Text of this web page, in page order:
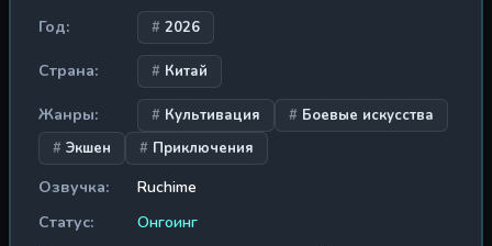
Год: 2026
Страна: Китай
Жанры: Культивация
Боевые искусства
Экшен
Приключения
Озвучка:
Ruchime
Статус:
Онгоинг